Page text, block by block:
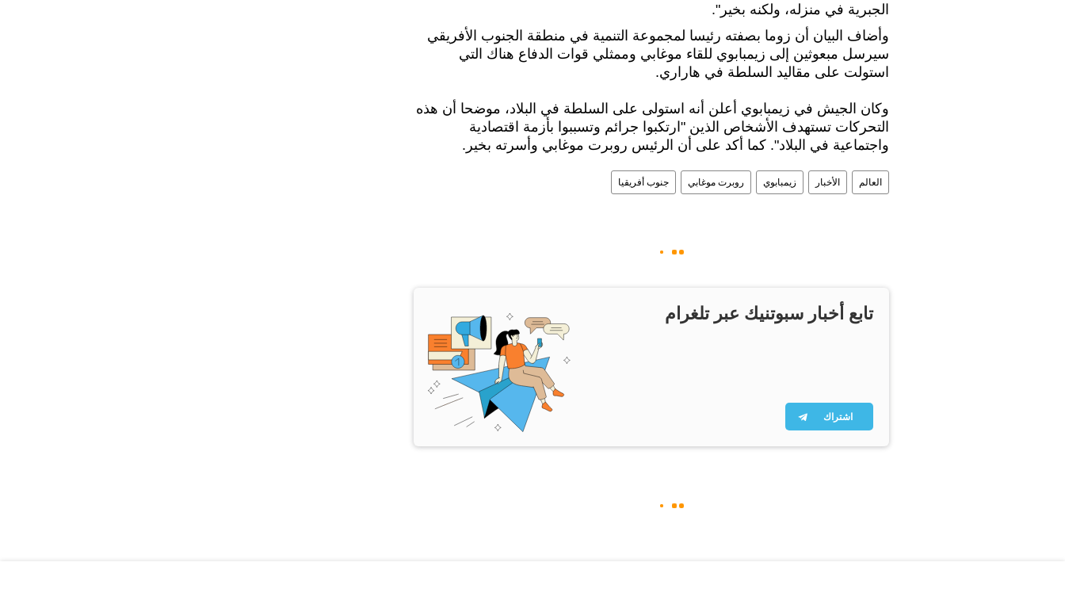
الجبرية في منزله، ولكنه بخير".
وأضاف البيان أن زوما بصفته رئيسا لمجموعة التنمية في منطقة الجنوب الأفريقي
سيرسل مبعوثين إلى زيمبابوي للقاء موغابي وممثلي قوات الدفاع هناك التي
استولت على مقاليد السلطة في هاراري.
وكان الجيش في زيمبابوي أعلن أنه استولى على السلطة في البلاد، موضحا أن هذه
التحركات تستهدف الأشخاص الذين "ارتكبوا جرائم وتسببوا بأزمة اقتصادية
واجتماعية في البلاد". كما أكد على أن الرئيس روبرت موغابي وأسرته بخير.
العالم الأخبار زيمبابوي روبرت موغابي جنوب أفريقيا
تابع أخبار سبوتنيك عبر تلغرام
اشتراك